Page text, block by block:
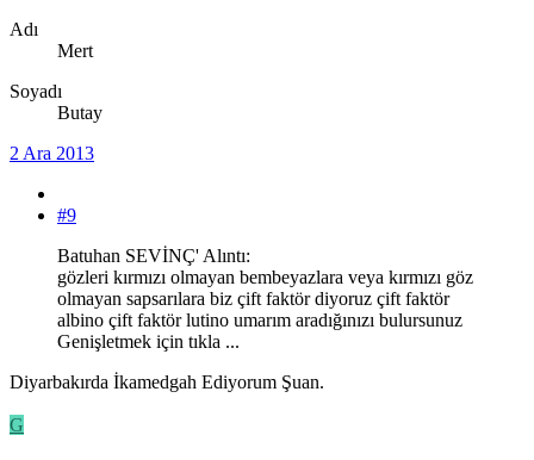
Adı
Mert
Soyadı
Butay
2 Ara 2013
#9
Batuhan SEVİNÇ' Alıntı:
gözleri kırmızı olmayan bembeyazlara veya kırmızı göz
olmayan sapsarılara biz çift faktör diyoruz çift faktör
albino çift faktör lutino umarım aradığınızı bulursunuz
Genişletmek için tıkla ...
Diyarbakırda İkamedgah Ediyorum Şuan.
G